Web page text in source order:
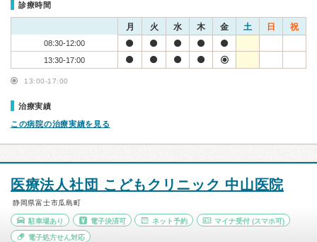
診療時間
月 火 水 木 金 土 日 祝
08:30-12:00
13:30-17:00
13:00-17:00
治療実績
この病院の治療実績を見る
医療法人社団 こどもクリニック 中山医院
静岡県富士市瓜島町
駐車場あり 電子決済可 ネット予約 マイナ受付 (スマホ可)
電子処方せん対応